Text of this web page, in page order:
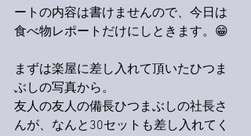
ートの内容は書けませんので、今日は
食べ物レポートだけにしときます。😁
まずは楽屋に差し入れて頂いたひつま
ぶしの写真から。
友人の友人の備長ひつまぶしの社長さ
んが、なんと30セットも差し入れてく